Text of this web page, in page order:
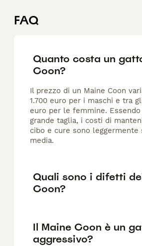
FAQ
Quanto costa un
Coon?
Il prezzo di un Maine Coon
1.700 euro per i maschi e tra
euro per le femmine. Essendo
grande taglia, i costi di
cibo e cure sono leggermente
media.
Quali sono i difetti
Coon?
Il Maine Coon è un
aggressivo?